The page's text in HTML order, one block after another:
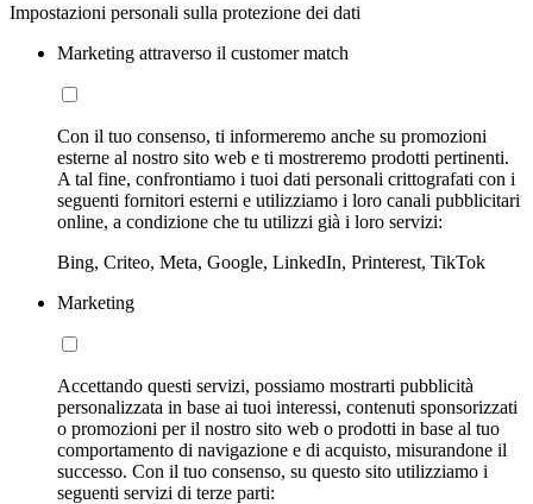
Impostazioni personali sulla protezione dei dati
Marketing attraverso il customer match
Con il tuo consenso, ti informeremo anche su promozioni
esterne al nostro sito web e ti mostreremo prodotti pertinenti.
A tal fine, confrontiamo i tuoi dati personali crittografati con i
seguenti fornitori esterni e utilizziamo i loro canali pubblicitari
online, a condizione che tu utilizzi già i loro servizi:
Bing, Criteo, Meta, Google, LinkedIn, Printerest, TikTok
Marketing
Accettando questi servizi, possiamo mostrarti pubblicità
personalizzata in base ai tuoi interessi, contenuti sponsorizzati
o promozioni per il nostro sito web o prodotti in base al tuo
comportamento di navigazione e di acquisto, misurandone il
successo. Con il tuo consenso, su questo sito utilizziamo i
seguenti servizi di terze parti: